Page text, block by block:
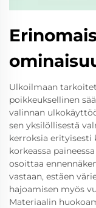
Ulkoilmaan
poikkeuksellinen
valinnan
sen yksilöllisestä
kerroksia erityisesti
korkeassa
osoittaa
vastaan, estäen
hajoamisen myös
Materiaalin